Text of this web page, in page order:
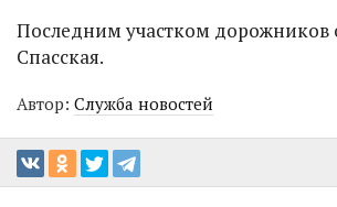
Последним участком дорожников
Спасская.
Автор: Служба новостей